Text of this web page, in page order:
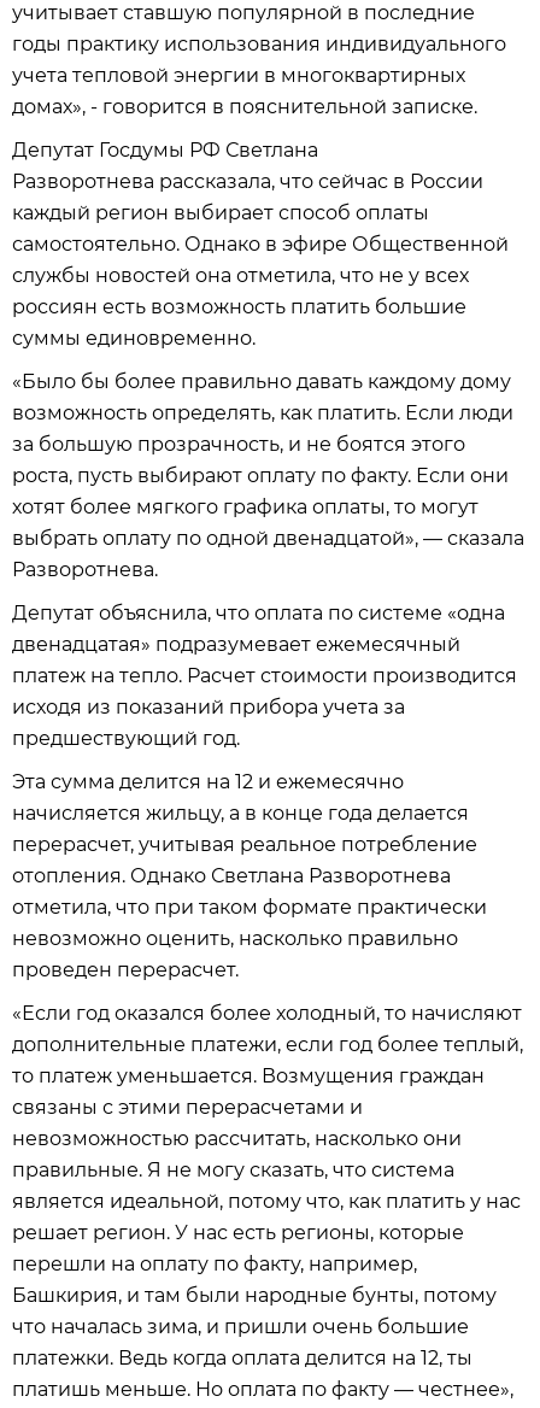
учитывает ставшую популярной в последние
годы практику использования индивидуального
учета тепловой энергии в многоквартирных
домах», - говорится в пояснительной записке.
Депутат Госдумы РФ Светлана
Разворотнева рассказала, что сейчас в России
каждый регион выбирает способ оплаты
самостоятельно. Однако в эфире Общественной
службы новостей она отметила, что не у всех
россиян есть возможность платить большие
суммы единовременно.
«Было бы более правильно давать каждому дому
возможность определять, как платить. Если люди
за большую прозрачность, и не боятся этого
роста, пусть выбирают оплату по факту. Если они
хотят более мягкого графика оплаты, то могут
выбрать оплату по одной двенадцатой», — сказала
Разворотнева.
Депутат объяснила, что оплата по системе «одна
двенадцатая» подразумевает ежемесячный
платеж на тепло. Расчет стоимости производится
исходя из показаний прибора учета за
предшествующий год.
Эта сумма делится на 12 и ежемесячно
начисляется жильцу, а в конце года делается
перерасчет, учитывая реальное потребление
отопления. Однако Светлана Разворотнева
отметила, что при таком формате практически
невозможно оценить, насколько правильно
проведен перерасчет.
«Если год оказался более холодный, то начисляют
дополнительные платежи, если год более теплый,
то платеж уменьшается. Возмущения граждан
связаны с этими перерасчетами и
невозможностью рассчитать, насколько они
правильные. Я не могу сказать, что система
является идеальной, потому что, как платить у нас
решает регион. У нас есть регионы, которые
перешли на оплату по факту, например,
Башкирия, и там были народные бунты, потому
что началась зима, и пришли очень большие
платежки. Ведь когда оплата делится на 12, ты
платишь меньше. Но оплата по факту — честнее»,